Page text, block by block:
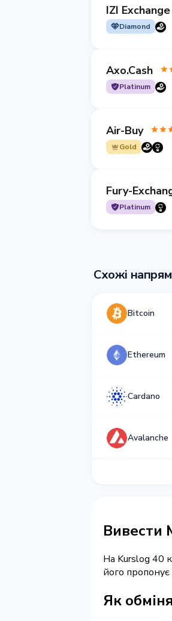
IZI Exchange
Diamond
Axo.Cash
Platinum
Air-Buy
Gold
Fury-
Platinum
Схожі
Bitcoin
Ethereum
Cardano
Avalanche
Вивести
На Kurslog 40
його
Як